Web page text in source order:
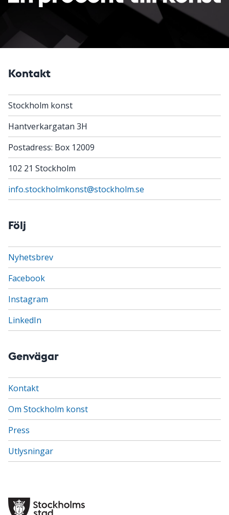
Kontakt
Stockholm konst
Hantverkargatan 3H
Postadress: Box 12009
102 21 Stockholm
info.stockholmkonst@stockholm.se
Följ
Nyhetsbrev
Facebook
Instagram
LinkedIn
Genvägar
Kontakt
Om Stockholm konst
Press
Utlysningar